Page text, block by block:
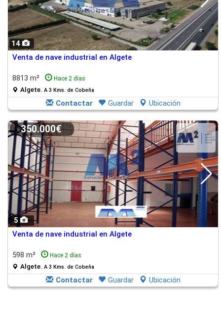
14
Venta de nave industrial en Algete
8813 m² Hace 2 días
Algete. A 3 Kms. de Cobeña
Contactar Guardar Ubicación
5
350.000€
Venta de nave industrial en Algete
598 m² Hace 2 días
Algete. A 3 Kms. de Cobeña
Contactar Guardar Ubicación